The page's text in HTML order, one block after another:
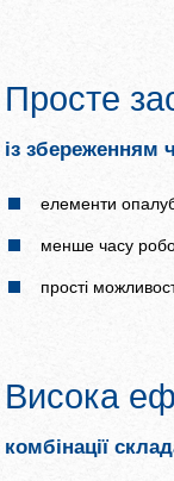
Просте
із збереженням
елементи
менше часу
прості
Висока
комбінації